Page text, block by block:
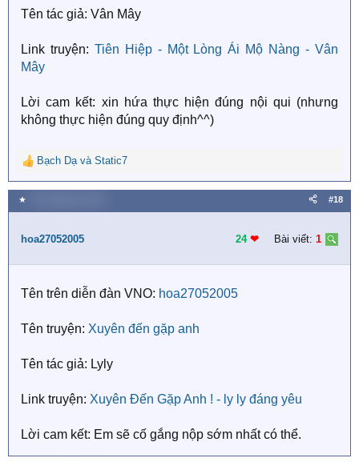
Tên tác giả: Vân Mây
Link truyện: Tiên Hiệp - Một Lòng Ái Mộ Nàng - Vân
Mây
Lời cam kết: xin hứa thực hiện đúng nội qui (nhưng
không thực hiện đúng quy định^^)
R
e
a
c
i
n
Bạch Dạ và Static7
★ #18
hoa27052005 24 ❤︎ Bài viết: 1
Tên trên diễn đàn VNO: hoa27052005
Tên truyện: Xuyên đến gặp anh
Tên tác giả: Lyly
Link truyện: Xuyên Đến Gặp Anh ! - ly ly đáng yêu
Lời cam kết: Em sẽ cố gắng nộp sớm nhất có thể.